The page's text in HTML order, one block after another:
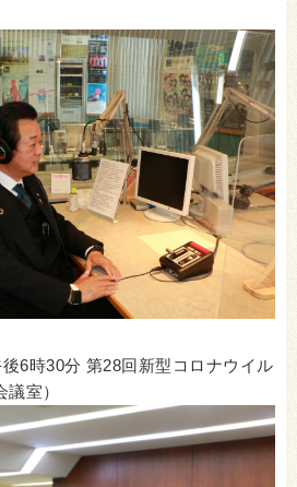
6時30分 第28回新型コロナウイル
室）